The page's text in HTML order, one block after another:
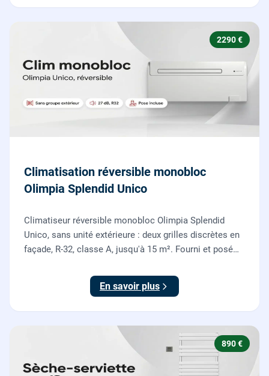
2290 €
Climatisation réversible monobloc
Olimpia Splendid Unico
Climatiseur réversible monobloc Olimpia Splendid
Unico, sans unité extérieure : deux grilles discrètes en
façade, R-32, classe A, jusqu'à 15 m². Fourni et posé
En savoir plus
890 €